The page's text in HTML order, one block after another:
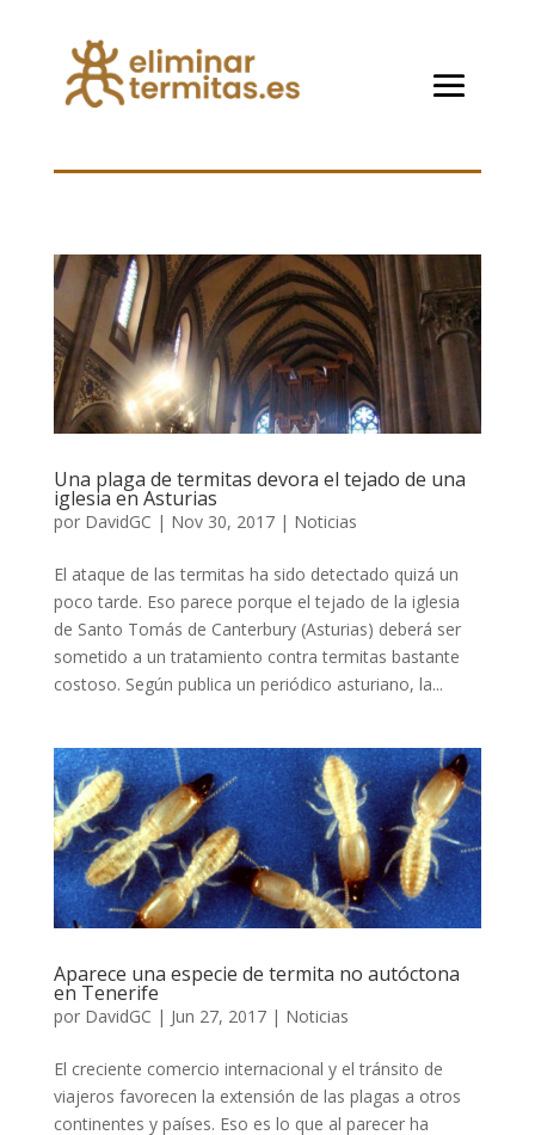
Una plaga de termitas devora el tejado de una
iglesia en Asturias
por DavidGC | Nov 30, 2017| Noticias
El ataque de las termitas ha sido detectado quizá un
poco tarde. Eso parece porque el tejado de la iglesia
de Santo Tomás de Canterbury (Asturias) deberá ser
sometido a un tratamiento contra termitas bastante
costoso. Según publica un periódico asturiano, la...
Aparece una especie de termita no autóctona
en Tenerife
por DavidGC | Jun 27, 2017| Noticias
El creciente comercio internacional y el tránsito de
viajeros favorecen la extensión de las plagas a otros
continentes y países. Eso es lo que al parecer ha